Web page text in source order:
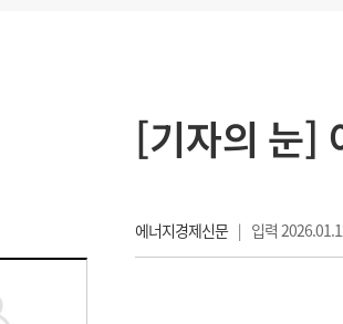
[기자의 눈]
에너지경제신문| 입력